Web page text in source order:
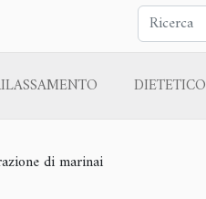
DIETETICO
di marinai